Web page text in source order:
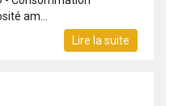
am...
Lire la suite